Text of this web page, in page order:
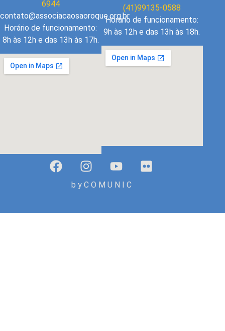
6944
contato@associacaosaoroque.org.br
Horário de funcionamento:
8h às 12h e das 13h às 17h.
(41)99135-0588
Horário de funcionamento:
9h às 12h e das 13h às 18h.
b y C O M U N I C